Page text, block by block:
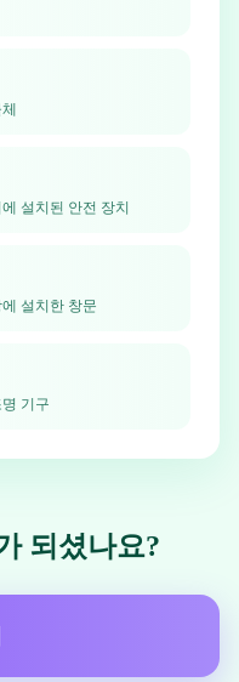
설치된 안전 장치
설치한 창문
기구
되셨나요?